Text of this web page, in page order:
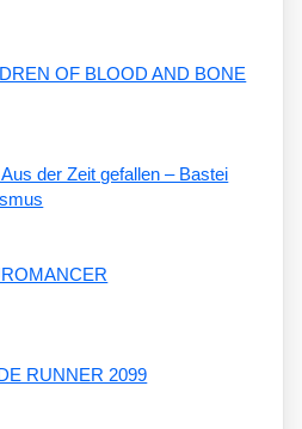
OF BLOOD AND BONE
der Zeit gefallen – Bastei
RUNNER 2099